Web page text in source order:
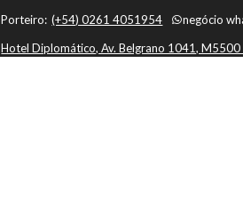
Porteiro: (+54) 0261 4051954 negócio
Hotel Diplomático, Av. Belgrano 1041,